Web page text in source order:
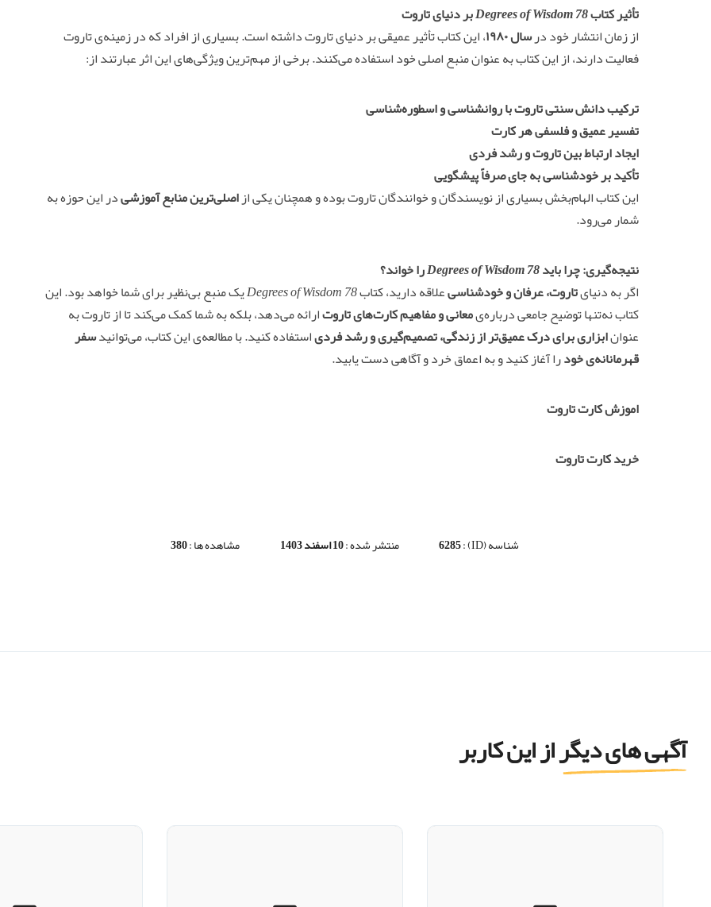
تأثیر کتاب78 Degrees of Wisdom
بر دنیای تاروت
از زمان انتشار خود درسال ۱۹۸۰
، این کتاب تأثیر عمیقی بر دنیای تاروت داشته است. بسیاری از افراد که در زمینه‌ی تاروت
فعالیت دارند، از این کتاب به عنوان منبع اصلی خود استفاده می‌کنند. برخی از مهم‌ترین ویژگی‌های این اثر عبارتند از:
ترکیب دانش سنتی تاروت با روانشناسی و اسطوره‌شناسی
تفسیر عمیق و فلسفی هر کارت
ایجاد ارتباط بین تاروت و رشد فردی
تأکید بر خودشناسی به جای صرفاً پیشگویی
این کتاب الهام‌بخش بسیاری از نویسندگان و خوانندگان تاروت بوده و همچنان یکی ازاصلی‌ترین منابع آموزشیدر این حوزه به
شمار می‌رود.
نتیجه‌گیری: چرا باید78 Degrees of Wisdom
را خواند؟
اگر به دنیایتاروت، عرفان و خودشناسیعلاقه دارید، کتاب78 Degrees of Wisdom
یک منبع بی‌نظیر برای شما خواهد بود. این
کتاب نه‌تنها توضیح جامعی درباره‌یمعانی و مفاهیم کارت‌های تاروتارائه می‌دهد، بلکه به شما کمک می‌کند تا از تاروت به
عنوانابزاری برای درک عمیق‌تر از زندگی، تصمیم‌گیری و رشد فردیاستفاده کنید. با مطالعه‌ی این کتاب، می‌توانیدسفر
قهرمانانه‌ی خودرا آغاز کنید و به اعماق خرد و آگاهی دست یابید.
اموزش کارت تاروت
خرید کارت تاروت
شناسه (ID) : 6285 منتشر شده :10 اسفند 1403 مشاهده ها :380
آگهی های دیگر از این کاربر